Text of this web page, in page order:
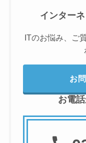
インター
ITのお悩み、ご
お
お電